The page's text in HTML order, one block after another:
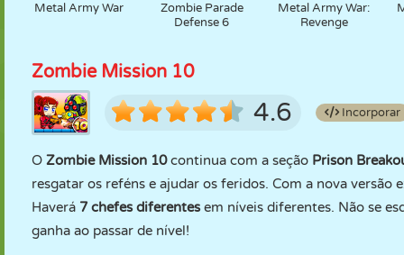
Metal Army War
Zombie Parade
Defense 6
Metal Army War:
Revenge
Zombie Mission 10
4.6 Incorporar
O Zombie Mission 10continua com a seção Prison
resgatar os reféns e ajudar os feridos. Com a nova
Haverá 7 chefes diferentesem níveis diferentes. Não se
ganha ao passar de nível!